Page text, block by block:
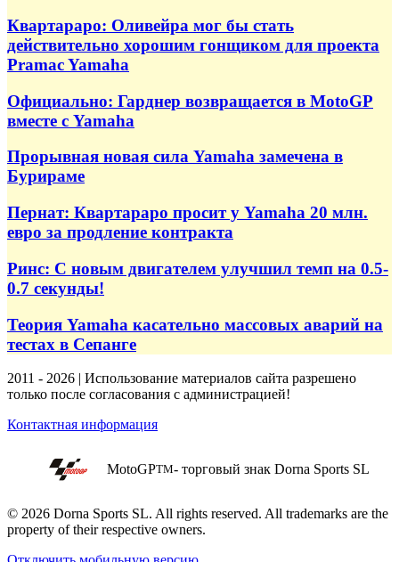
Квартараро: Оливейра мог бы стать
действительно хорошим гонщиком для проекта
Pramac Yamaha
Официально: Гарднер возвращается в MotoGP
вместе с Yamaha
Прорывная новая сила Yamaha замечена в
Бурираме
Пернат: Квартараро просит у Yamaha 20 млн.
евро за продление контракта
Ринс: С новым двигателем улучшил темп на 0.5-
0.7 секунды!
Теория Yamaha касательно массовых аварий на
тестах в Сепанге
2011 - 2026 | Использование материалов сайта разрешено
только после согласования с администрацией!
Контактная информация
MotoGPTM- торговый знак Dorna Sports SL
© 2026 Dorna Sports SL. All rights reserved. All trademarks are the
property of their respective owners.